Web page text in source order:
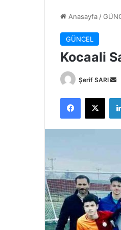
Anasayfa /
GÜNCEL
Kocaali
Şerif SARI
Bir
Facebook
X